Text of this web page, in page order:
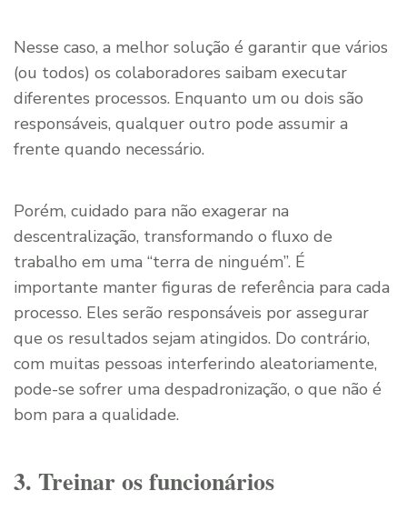
Nesse caso, a melhor solução é garantir que vários
(ou todos) os colaboradores saibam executar
diferentes processos. Enquanto um ou dois são
responsáveis, qualquer outro pode assumir a
frente quando necessário.
Porém, cuidado para não exagerar na
descentralização, transformando o fluxo de
trabalho em uma “terra de ninguém”. É
importante manter figuras de referência para cada
processo. Eles serão responsáveis por assegurar
que os resultados sejam atingidos. Do contrário,
com muitas pessoas interferindo aleatoriamente,
pode-se sofrer uma despadronização, o que não é
bom para a qualidade.
3. Treinar os funcionários